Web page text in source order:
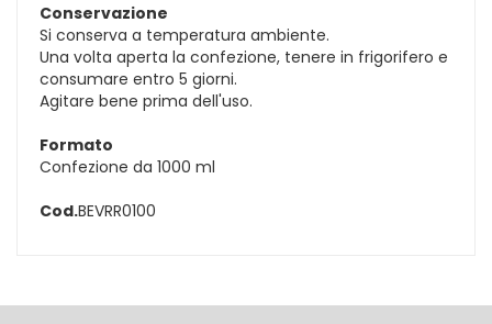
Conservazione
Si conserva a temperatura ambiente.
Una volta aperta la confezione, tenere in frigorifero e
consumare entro 5 giorni.
Agitare bene prima dell'uso.
Formato
Confezione da 1000 ml
Cod.BEVRR0100